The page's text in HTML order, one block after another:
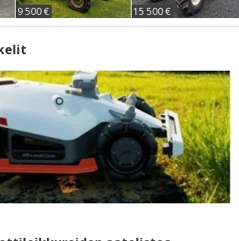
9 500 € 15 500 €